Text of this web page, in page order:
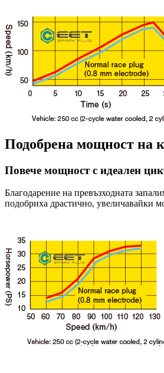
Подобрена мощност на
Повече мощност с идеален
Благодарение на превъзходната
подобриха драстично, увеличавайки